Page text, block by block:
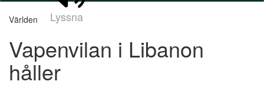
Lyssna
Världen
Vapenvilan i Libanon
håller